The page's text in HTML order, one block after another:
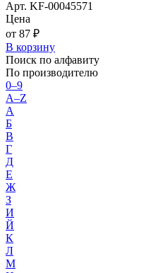
Арт. KF-00045571
Цена
от 87 ₽
В корзину
Поиск по алфавиту
По производителю
0–9
A–Z
А
Б
В
Г
Д
Е
Ж
З
И
Й
К
Л
М